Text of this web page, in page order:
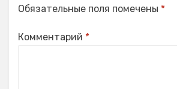
Обязательные поля помечены *
Комментарий *